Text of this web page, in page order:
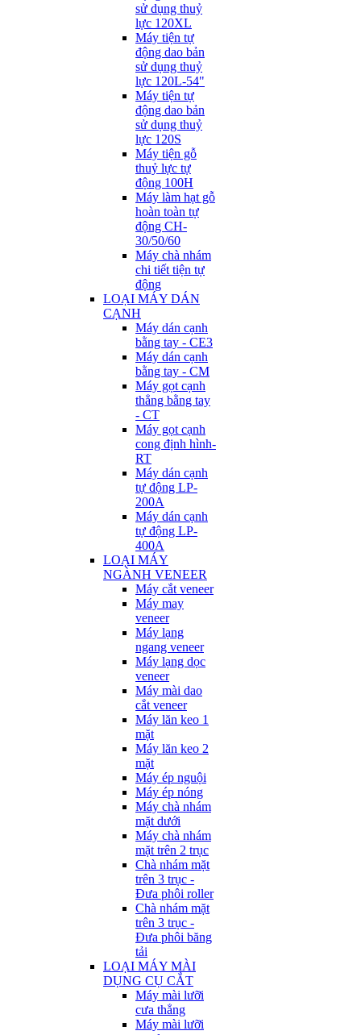
sử dụng thuỷ
lực 120XL
Máy tiện tự
động dao bản
sử dụng thuỷ
lực 120L-54"
Máy tiện tự
động dao bản
sử dụng thuỷ
lực 120S
Máy tiện gỗ
thuỷ lực tự
động 100H
Máy làm hạt gỗ
hoàn toàn tự
động CH-
30/50/60
Máy chà nhám
chi tiết tiện tự
động
LOẠI MÁY DÁN
CẠNH
Máy dán cạnh
bằng tay - CE3
Máy dán cạnh
bằng tay - CM
Máy gọt cạnh
thẳng bằng tay
- CT
Máy gọt cạnh
cong định hình-
RT
Máy dán cạnh
tự động LP-
200A
Máy dán cạnh
tự động LP-
400A
LOẠI MÁY
NGÀNH VENEER
Máy cắt veneer
Máy may
veneer
Máy lạng
ngang veneer
Máy lạng dọc
veneer
Máy mài dao
cắt veneer
Máy lăn keo 1
mặt
Máy lăn keo 2
mặt
Máy ép nguội
Máy ép nóng
Máy chà nhám
mặt dưới
Máy chà nhám
mặt trên 2 trục
Chà nhám mặt
trên 3 trục -
Đưa phôi roller
Chà nhám mặt
trên 3 trục -
Đưa phôi băng
tải
LOẠI MÁY MÀI
DỤNG CỤ CẮT
Máy mài lưỡi
cưa thẳng
Máy mài lưỡi